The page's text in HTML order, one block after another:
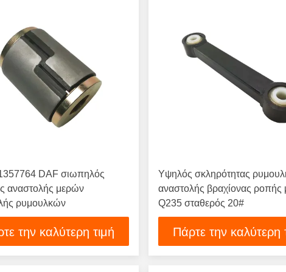
DAF σιωπηλός
αναστολής μερών
ρυμουλκών
την καλύτερη τιμή
Υψηλός σκληρότητας
αναστολής βραχίονας ροπής
Q235 σταθερός 20#
Πάρτε την καλύτερη